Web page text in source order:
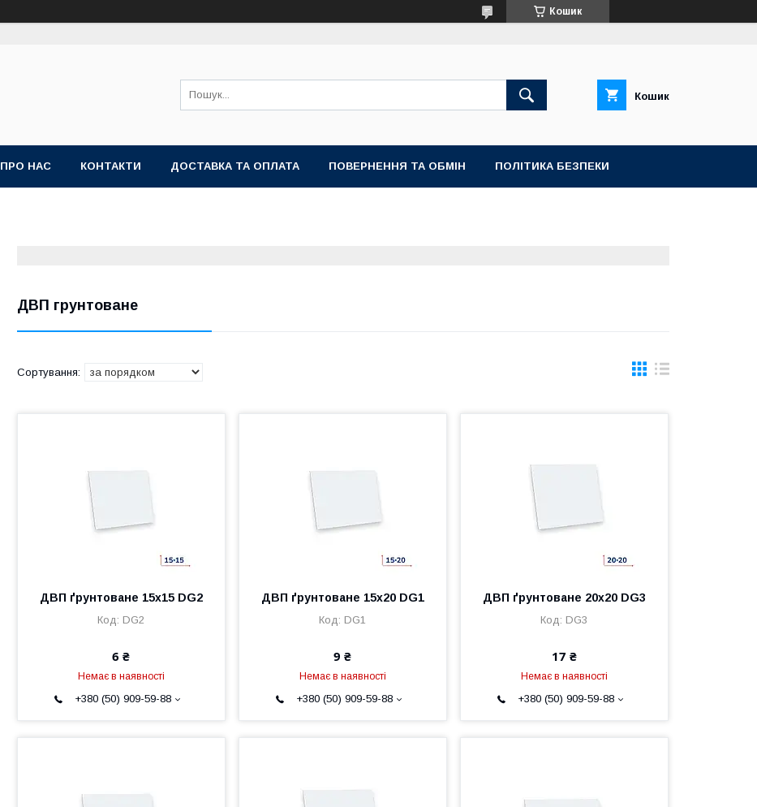
Кошик
Кошик
ПРО НАС КОНТАКТИ ДОСТАВКА ТА ОПЛАТА ПОВЕРНЕННЯ ТА ОБМІН ПОЛІТИКА БЕЗПЕКИ
ДВП грунтоване
ДВП ґрунтоване 15х15 DG2
DG2
6 ₴
Немає в наявності
+380 (50) 909-59-88
ДВП ґрунтоване 15х20 DG1
DG1
9 ₴
Немає в наявності
+380 (50) 909-59-88
ДВП ґрунтоване 20х20 DG3
DG3
17 ₴
Немає в наявності
+380 (50) 909-59-88